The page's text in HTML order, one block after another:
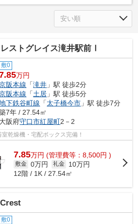
ストグレイス滝井駅前Ⅰ
敷0
万円
阪本線 「滝井 」駅 徒歩2分
阪本線 「土居 」駅 徒歩5分
下鉄谷町線 「太子橋今市 」駅 徒歩7分
7年 / 27.54㎡
大阪府守口市紅屋町2－2
乾燥機・宅配ボックス完備！
7.85万円 (管理費等：8,500円 )
敷金 0万円 礼金
10万円
12階 / 1K / 27.54㎡
敷0